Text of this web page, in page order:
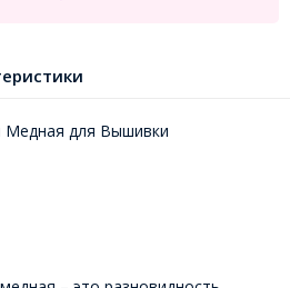
Медная для Вышивки